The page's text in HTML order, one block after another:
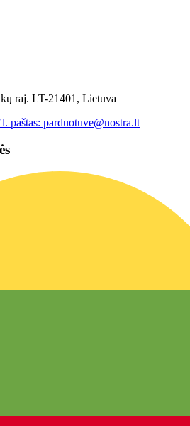
raj. LT-21401, Lietuva
paštas: parduotuve@nostra.lt